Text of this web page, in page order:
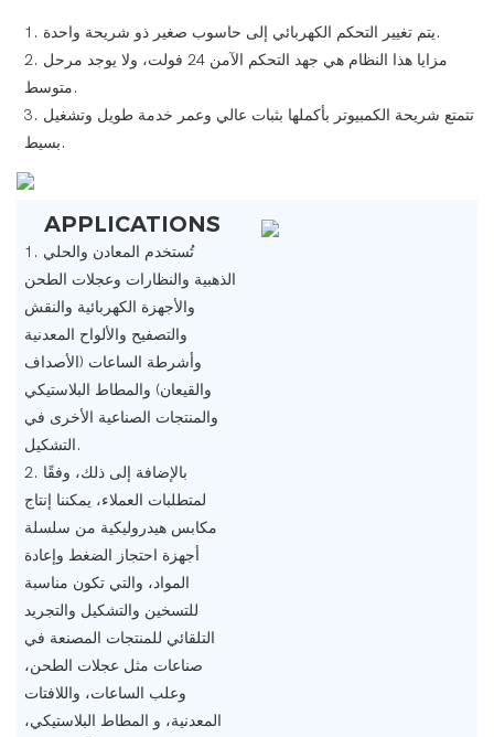
1. يتم تغيير التحكم الكهربائي إلى حاسوب صغير ذو شريحة واحدة.
2. مزايا هذا النظام هي جهد التحكم الآمن 24 فولت، ولا يوجد مرحل
متوسط.
3. تتمتع شريحة الكمبيوتر بأكملها بثبات عالي وعمر خدمة طويل وتشغيل
بسيط.
APPLICATIONS
1. تُستخدم المعادن والحلي
الذهبية والنظارات وعجلات الطحن
والأجهزة الكهربائية والنقش
والتصفيح والألواح المعدنية
وأشرطة الساعات (الأصداف
والقيعان) والمطاط البلاستيكي
والمنتجات الصناعية الأخرى في
التشكيل.
2. بالإضافة إلى ذلك، وفقًا
لمتطلبات العملاء، يمكننا إنتاج
مكابس هيدروليكية من سلسلة
أجهزة احتجاز الضغط وإعادة
المواد، والتي تكون مناسبة
للتسخين والتشكيل والتجريد
التلقائي للمنتجات المصنعة في
صناعات مثل عجلات الطحن،
وعلب الساعات، واللافتات
المعدنية، و المطاط البلاستيكي،